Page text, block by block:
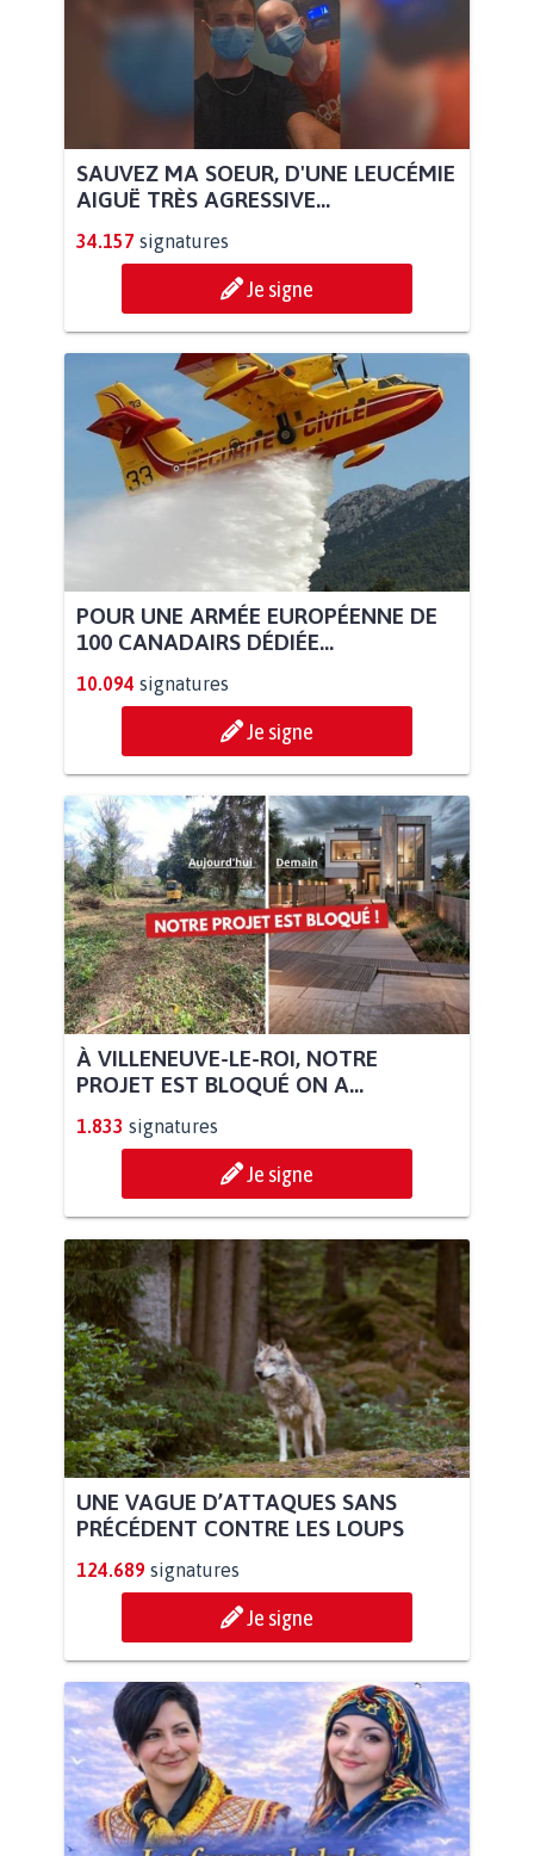
SAUVEZ MA SOEUR, D'UNE LEUCÉMIE
AIGUË TRÈS AGRESSIVE...
34.157 signatures
Je signe
POUR UNE ARMÉE EUROPÉENNE DE
100 CANADAIRS DÉDIÉE...
10.094 signatures
Je signe
À VILLENEUVE-LE-ROI, NOTRE
PROJET EST BLOQUÉ ON A...
1.833 signatures
Je signe
UNE VAGUE D’ATTAQUES SANS
PRÉCÉDENT CONTRE LES LOUPS
124.689 signatures
Je signe